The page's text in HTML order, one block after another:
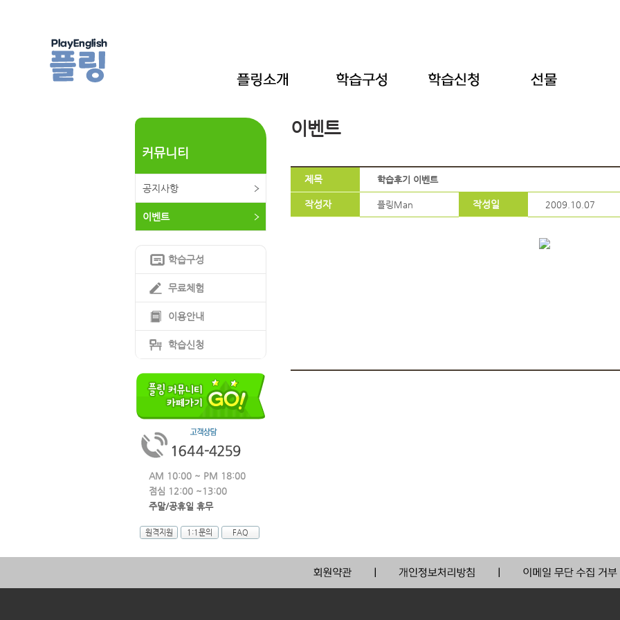
커뮤니티
공지사항
이벤트
학습구성
무료체험
이용안내
학습신청
AM 10:00 ~ PM 18:00
점심 12:00 ~13:00
주말/공휴일 휴무
원격지원 1:1문의 FAQ
이벤트
제목 학습후기 이벤트
작성자 플링Man 작성일 2009.10.07